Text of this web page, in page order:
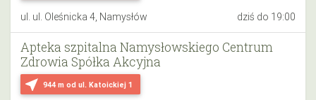
ul. ul. Oleśnicka 4, Namysłów dziś do 19:00
near_me 944 m od ul. Katoickiej 1
Apteka szpitalna Namysłowskiego Centrum
Zdrowia Spółka Akcyjna